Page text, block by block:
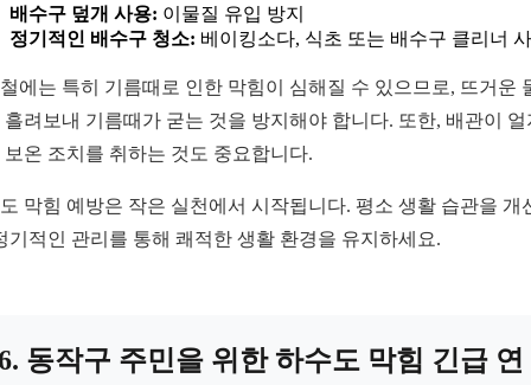
배수구 덮개 사용: 이물질 유입 방지
정기적인 배수구 청소: 베이킹소다, 식초 또는 배수구 클리너
에는 특히 기름때로 인한 막힘이 심해질 수 있으므로, 뜨거운
흘려보내 기름때가 굳는 것을 방지해야 합니다. 또한, 배관이 얼
보온 조치를 취하는 것도 중요합니다.
막힘 예방은 작은 실천에서 시작됩니다. 평소 생활 습관을 개
기적인 관리를 통해 쾌적한 생활 환경을 유지하세요.
동작구 주민을 위한 하수도 막힘 긴급 연